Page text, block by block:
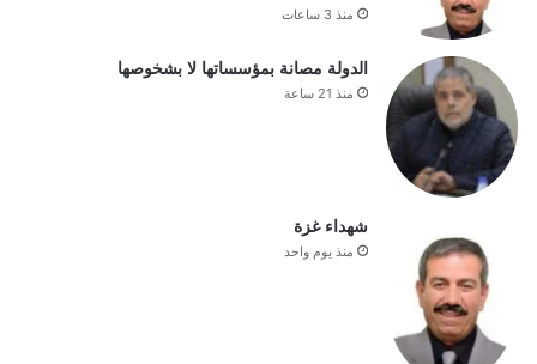
منذ 3 ساعات
الدولة مصانة بمؤسساتها لا بشخوصها
منذ 21 ساعة
شهداء غزة
منذ يوم واحد